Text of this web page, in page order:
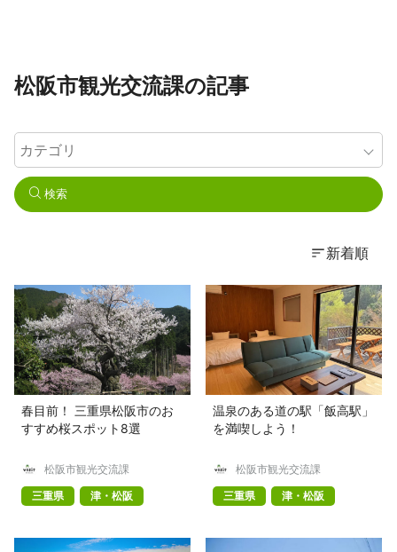
松阪市観光交流課の記事
検索
新着順
春目前！ 三重県松阪市のお
すすめ桜スポット8選
松阪市観光交流課
三重県
津・松阪
温泉のある道の駅「飯高駅」
を満喫しよう！
松阪市観光交流課
三重県
津・松阪